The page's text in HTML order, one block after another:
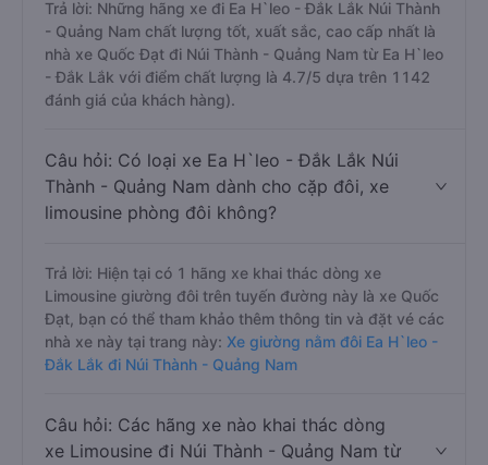
Trả lời: Những hãng xe đi Ea H`leo - Đắk Lắk Núi Thành
- Quảng Nam chất lượng tốt, xuất sắc, cao cấp nhất là
nhà xe Quốc Đạt đi Núi Thành - Quảng Nam từ Ea H`leo
- Đắk Lắk với điểm chất lượng là 4.7/5 dựa trên 1142
đánh giá của khách hàng).
Câu hỏi: Có loại xe Ea H`leo - Đắk Lắk Núi
Thành - Quảng Nam dành cho cặp đôi, xe
limousine phòng đôi không?
Trả lời: Hiện tại có 1 hãng xe khai thác dòng xe
Limousine giường đôi trên tuyến đường này là xe Quốc
Đạt, bạn có thể tham khảo thêm thông tin và đặt vé các
nhà xe này tại trang này: Xe giường nằm đôi Ea H`leo -
Đắk Lắk đi Núi Thành - Quảng Nam
Câu hỏi: Các hãng xe nào khai thác dòng
xe Limousine đi Núi Thành - Quảng Nam từ